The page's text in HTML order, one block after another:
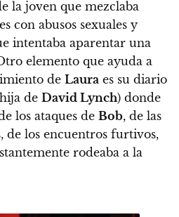
la joven que mezclaba
con abusos sexuales y
intentaba aparentar una
elemento que ayuda a
de Laura es su diario
de David Lynch) donde
los ataques de Bob, de las
de los encuentros furtivos,
rodeaba a la